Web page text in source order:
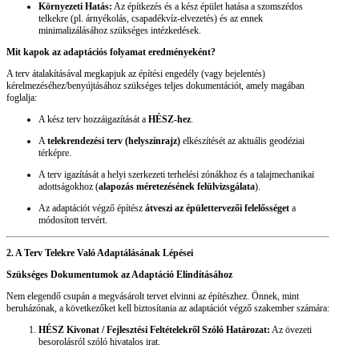
Környezeti Hatás: Az építkezés és a kész épület hatása a szomszédos
telkekre (pl. árnyékolás, csapadékvíz-elvezetés) és az ennek
minimalizálásához szükséges intézkedések.
Mit kapok az adaptációs folyamat eredményeként?
A terv átalakításával megkapjuk az építési engedély (vagy bejelentés)
kérelmezéséhez/benyújtásához szükséges teljes dokumentációt, amely magában
foglalja:
A kész terv hozzáigazítását a HÉSZ-hez.
Atelekrendezési terv (helyszínrajz) elkészítését az aktuális geodéziai
térképre.
A terv igazítását a helyi szerkezeti terhelési zónákhoz és a talajmechanikai
adottságokhoz (alapozás méretezésének felülvizsgálata).
Az adaptációt végző építész átveszi az épülettervezői felelősséget a
módosított tervért.
2. A Terv Telekre Való Adaptálásának Lépései
Szükséges Dokumentumok az Adaptáció Elindításához
Nem elegendő csupán a megvásárolt tervet elvinni az építészhez. Önnek, mint
beruházónak, a következőket kell biztosítania az adaptációt végző szakember számára:
HÉSZ Kivonat / Fejlesztési Feltételekről Szóló Határozat: Az övezeti
besorolásról szóló hivatalos irat.